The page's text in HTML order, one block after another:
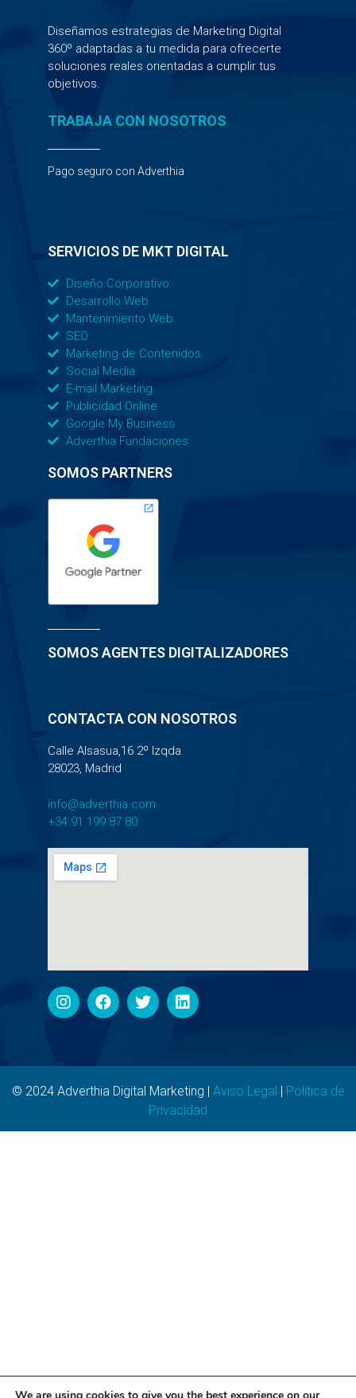
Diseñamos estrategias de Marketing Digital
360º adaptadas a tu medida para ofrecerte
soluciones reales orientadas a cumplir tus
objetivos.
TRABAJA CON NOSOTROS
Pago seguro con Adverthia
SERVICIOS DE MKT DIGITAL
Diseño Corporativo
Desarrollo Web
Mantenimiento Web
SEO
Marketing de Contenidos
Social Media
E-mail Marketing
Publicidad Online
Google My Business
Adverthia Fundaciones
SOMOS PARTNERS
SOMOS AGENTES DIGITALIZADORES
CONTACTA CON NOSOTROS
Calle Alsasua,16 2º Izqda
28023, Madrid
info@adverthia.com
+34 91 199 87 80
© 2024 Adverthia Digital Marketing | Aviso Legal | Política de
Privacidad